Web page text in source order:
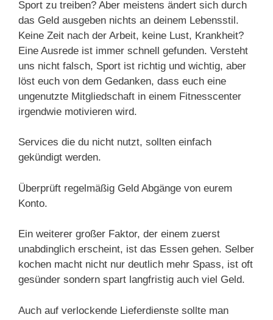
Sport zu treiben? Aber meistens ändert sich durch
das Geld ausgeben nichts an deinem Lebensstil.
Keine Zeit nach der Arbeit, keine Lust, Krankheit?
Eine Ausrede ist immer schnell gefunden. Versteht
uns nicht falsch, Sport ist richtig und wichtig, aber
löst euch von dem Gedanken, dass euch eine
ungenutzte Mitgliedschaft in einem Fitnesscenter
irgendwie motivieren wird.
Services die du nicht nutzt, sollten einfach
gekündigt werden.
Überprüft regelmäßig Geld Abgänge von eurem
Konto.
Ein weiterer großer Faktor, der einem zuerst
unabdinglich erscheint, ist das Essen gehen. Selber
kochen macht nicht nur deutlich mehr Spass, ist oft
gesünder sondern spart langfristig auch viel Geld.
Auch auf verlockende Lieferdienste sollte man